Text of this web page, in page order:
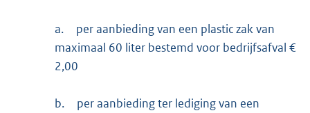
a.
per aanbieding van een plastic zak van
maximaal 60 liter bestemd voor bedrijfsafval €
2,00
b.
per aanbieding ter lediging van een